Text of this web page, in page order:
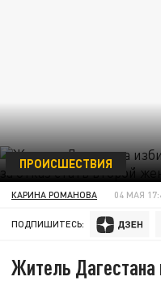
ПРОИСШЕСТВИЯ
КАРИНА РОМАНОВА 04 МАЯ
ПОДПИШИТЕСЬ:
Житель Дагестана